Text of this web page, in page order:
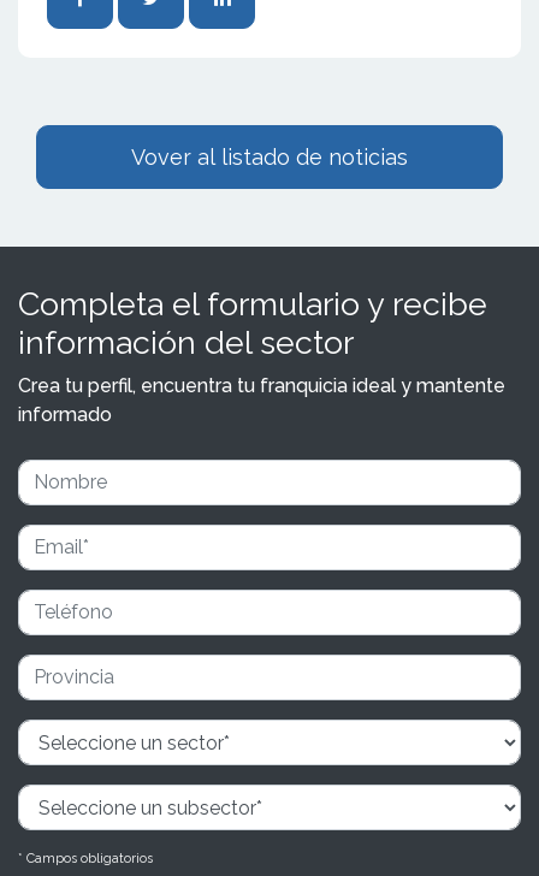
Vover al listado de noticias
Completa el formulario y recibe
información del sector
Crea tu perfil, encuentra tu franquicia ideal y mantente
informado
* Campos obligatorios